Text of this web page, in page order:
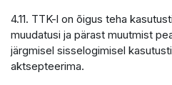
4.11. TTK-l on õigus teha
muudatusi ja pärast muutmist
järgmisel sisselogimisel
aktsepteerima.